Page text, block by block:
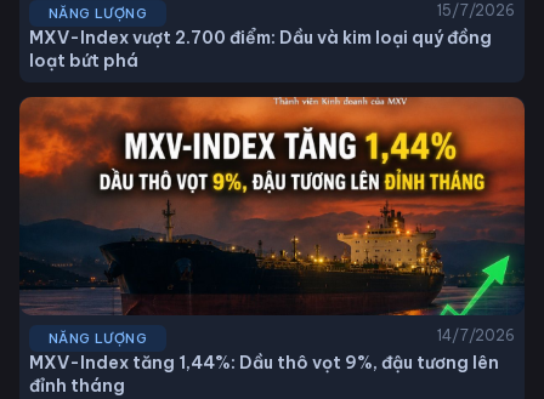
NĂNG LƯỢNG 15/7/2026
MXV-Index vượt 2.700 điểm: Dầu và kim loại quý đồng
loạt bứt phá
NĂNG LƯỢNG 14/7/2026
MXV-Index tăng 1,44%: Dầu thô vọt 9%, đậu tương lên
đỉnh tháng